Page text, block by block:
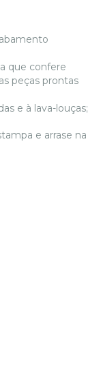
que confere
peças prontas
e à lava-louças;
e arrase na